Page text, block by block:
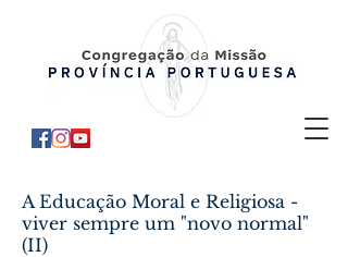
A Educação Moral e Religiosa -
viver sempre um "novo normal"
(II)